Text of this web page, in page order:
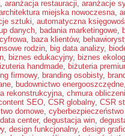
, aranżacja restauracji, aranżacje
miejska nowoczesna,
sztuki, automatyczna
danych, badania marketingowe,
, baza klientów,
rodzin, big data analizy,
, biznes edukacyjny, biznes
handmade, biżuteria
firmowy, branding osobisty,
, budownictwo energooszczędne
rekonstrukcyjna, chmura
SEO, CSR globalny, CSR
domowe,
data center, degustacja win,
, design funkcjonalny, design